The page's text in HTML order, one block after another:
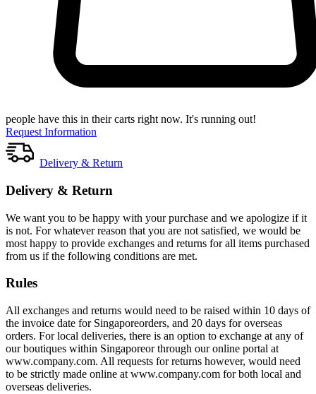
people have this in their carts right now. It's running out!
Request Information
Delivery & Return
Delivery & Return
We want you to be happy with your purchase and we apologize if it
is not. For whatever reason that you are not satisfied, we would be
most happy to provide exchanges and returns for all items purchased
from us if the following conditions are met.
Rules
All exchanges and returns would need to be raised within 10 days of
the invoice date for Singaporeorders, and 20 days for overseas
orders. For local deliveries, there is an option to exchange at any of
our boutiques within Singaporeor through our online portal at
www.company.com. All requests for returns however, would need
to be strictly made online at www.company.com for both local and
overseas deliveries.